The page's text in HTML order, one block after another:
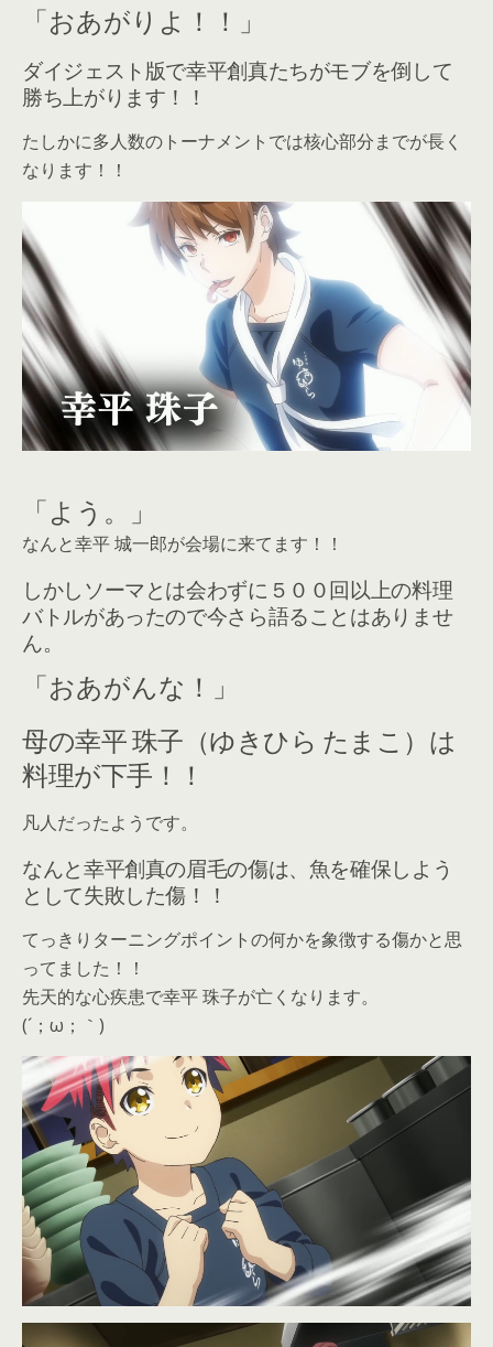
「おあがりよ！！」
ダイジェスト版で幸平創真たちがモブを倒して
勝ち上がります！！
たしかに多人数のトーナメントでは核心部分までが長く
なります！！
「よう。」
なんと幸平 城一郎が会場に来てます！！
しかしソーマとは会わずに５００回以上の料理
バトルがあったので今さら語ることはありませ
ん。
「おあがんな！」
母の幸平 珠子（ゆきひら たまこ）は
料理が下手！！
凡人だったようです。
なんと幸平創真の眉毛の傷は、魚を確保しよう
として失敗した傷！！
てっきりターニングポイントの何かを象徴する傷かと思
ってました！！
先天的な心疾患で幸平 珠子が亡くなります。
(´；ω；｀)